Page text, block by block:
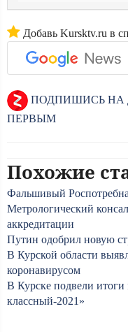
Добавь Kursktv.ru в
ПОДПИШИСЬ НА
ПЕРВЫМ
Похожие
Фальшивый
Метрологический
аккредитации
Путин одобрил новую
В Курской области
коронавирусом
В Курске подвели
классный-2021»